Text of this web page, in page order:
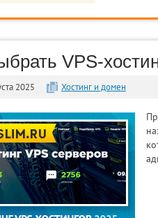
VPS-
2025 Хостинг и домен